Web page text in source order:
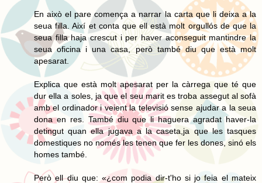
En això el pare comença a narrar la carta que li deixa a la
seua filla. Així et conta que ell està molt orgullós de que la
seua filla haja crescut i per haver aconseguit mantindre la
seua oficina i una casa, però també diu que està molt
apesarat.
Explica que està molt apesarat per la càrrega que té que
dur ella a soles, ja que el seu marit es troba assegut al sofà
amb el ordinador i veient la televisió sense ajudar a la seua
dona en res. També diu que li haguera agradat haver-la
detingut quan ella jugava a la caseta,ja que les tasques
domestiques no només les tenen que fer les dones, sinó els
homes també.
Però ell diu que: «¿com podia dir-t'ho si jo feia el mateix